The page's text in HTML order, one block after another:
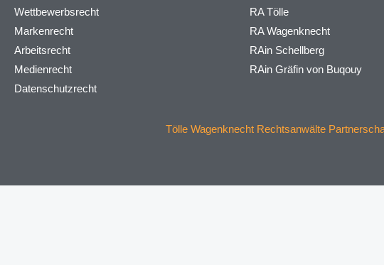
Wettbewerbsrecht
Markenrecht
Arbeitsrecht
Medienrecht
Datenschutzrecht
RA Tölle
RA Wagenknecht
RAin Schellberg
RAin Gräfin von Buqouy
Tölle Wagenknecht Rechtsanwälte